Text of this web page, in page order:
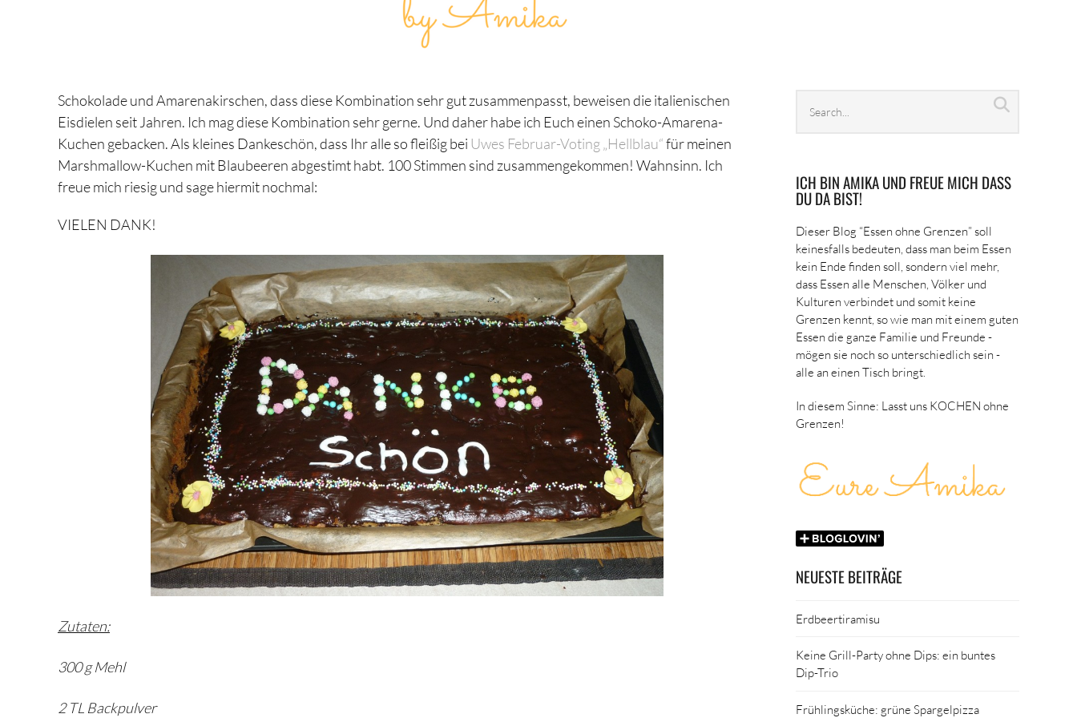
Schokolade und Amarenakirschen, dass diese Kombination sehr gut zusammenpasst, beweisen die italienischen
Eisdielen seit Jahren. Ich mag diese Kombination sehr gerne. Und daher habe ich Euch einen Schoko-Amarena-
Kuchen gebacken. Als kleines Dankeschön, dass Ihr alle so fleißig bei Uwes Februar-Voting „Hellblau“für meinen
Marshmallow-Kuchen mit Blaubeeren abgestimt habt. 100 Stimmen sind zusammengekommen! Wahnsinn. Ich
freue mich riesig und sage hiermit nochmal:
VIELEN DANK!
Zutaten:
300 g Mehl
2 TL Backpulver
archives
ICH BIN AMIKA UND FREUE MICH DASS
DU DA BIST!
Dieser Blog “Essen ohne Grenzen” soll
keinesfalls bedeuten, dass man beim Essen
kein Ende finden soll, sondern viel mehr,
dass Essen alle Menschen, Völker und
Kulturen verbindet und somit keine
Grenzen kennt, so wie man mit einem guten
Essen die ganze Familie und Freunde -
mögen sie noch so unterschiedlich sein -
alle an einen Tisch bringt.
In diesem Sinne: Lasst uns KOCHEN ohne
Grenzen!
NEUESTE BEITRÄGE
Erdbeertiramisu
Keine Grill-Party ohne Dips: ein buntes
Dip-Trio
Frühlingsküche: grüne Spargelpizza